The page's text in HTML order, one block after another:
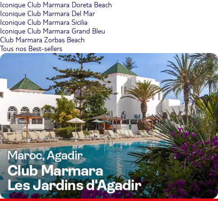
Iconique Club Marmara Doreta Beach
Iconique Club Marmara Del Mar
Iconique Club Marmara Sicilia
Iconique Club Marmara Grand Bleu
Club Marmara Zorbas Beach
Tous nos Best-sellers